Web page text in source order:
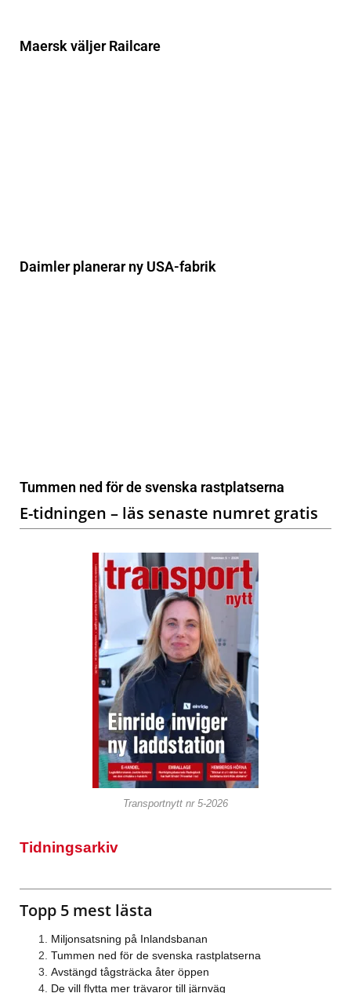
Maersk väljer Railcare
Daimler planerar ny USA-fabrik
Tummen ned för de svenska rastplatserna
E-tidningen – läs senaste numret gratis
Transportnytt nr 5-2026
Tidningsarkiv
Topp 5 mest lästa
Miljonsatsning på Inlandsbanan
Tummen ned för de svenska rastplatserna
Avstängd tågsträcka åter öppen
De vill flytta mer trävaror till järnväg